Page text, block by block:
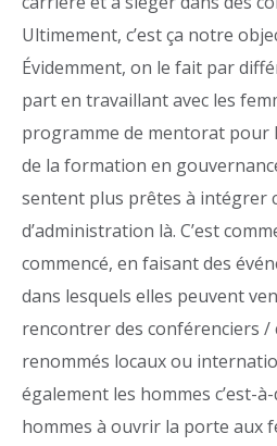
Ultimement, c’est ça notre
Évidemment, on le fait par
part en travaillant avec les
programme de mentorat
de la formation en
sentent plus prêtes à intégrer
d’administration là. C’est
commencé, en faisant des
dans lesquels elles peuvent
rencontrer des conférenciers /
renommés locaux ou
également les hommes c’est-
hommes à ouvrir la porte aux